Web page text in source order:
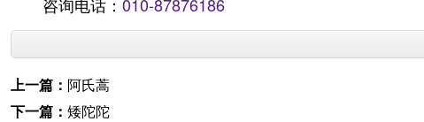
上一篇： 阿氏蒿
下一篇： 矮陀陀